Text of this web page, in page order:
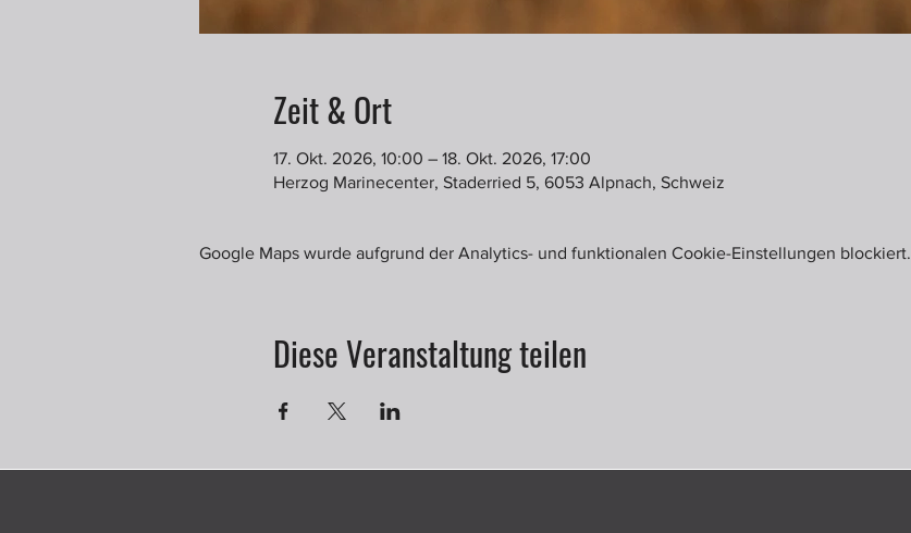
Zeit & Ort
17. Okt. 2026, 10:00 – 18. Okt. 2026, 17:00
Herzog Marinecenter, Staderried 5, 6053 Alpnach, Schweiz
Google Maps wurde aufgrund der Analytics- und funktionalen Cookie-Einstellungen blockiert.
Diese Veranstaltung teilen